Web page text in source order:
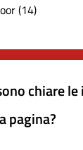
(14)
chiare
pagina?